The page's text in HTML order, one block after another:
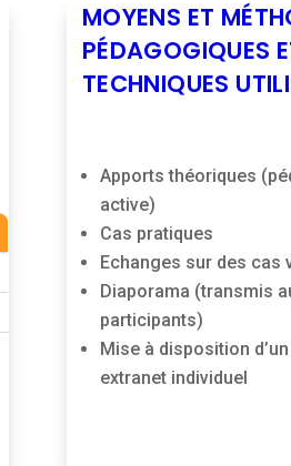
MOYENS ET
PÉDAGOGIQUES
TECHNIQUES
Apports théoriques
active)
Cas pratiques
Echanges sur des cas
Diaporama (transmis
participants)
Mise à disposition
extranet individuel